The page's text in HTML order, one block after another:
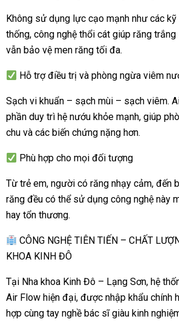
Không sử dụng lực cạo mạnh như các
thống, công nghệ thổi cát giúp răng
vẫn bảo vệ men răng tối đa.
Hỗ trợ điều trị và phòng ngừa viêm
Sạch vi khuẩn – sạch mùi – sạch viêm.
phần duy trì hệ nướu khỏe mạnh, giúp
chu và các biến chứng nặng hơn.
Phù hợp cho mọi đối tượng
Từ trẻ em, người có răng nhạy cảm, đến
răng đều có thể sử dụng công nghệ này
hay tổn thương.
CÔNG NGHỆ TIÊN TIẾN – CHẤT
KHOA KINH ĐÔ
Tại Nha khoa Kinh Đô – Lạng Sơn, hệ
Air Flow hiện đại, được nhập khẩu chính
hợp cùng tay nghề bác sĩ giàu kinh